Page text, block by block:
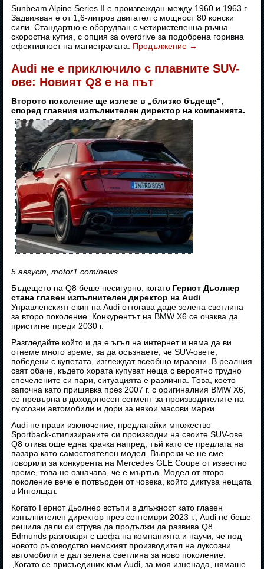
Sunbeam Alpine Series II е произвеждан между 1960 и 1963 г.
Задвижван е от 1,6-литров двигател с мощност 80 конски
сили. Стандартно е оборудван с четиристепенна ръчна
скоростна кутия, с опция за overdrive за подобрена горивна
ефективност на магистралата. Продължение →
Audi не е приключило с плавните SUV-
ове: Новият Q8 е на път
Второто поколение ще излезе в „близко бъдеще“,
според главния изпълнителен директор на компанията.
5 август, motor1.com/news
Бъдещето на Q8 беше несигурно, когато Гернот Дьолнер
стана главен изпълнителен директор на Audi.
Управленският екип на Audi оттогава даде зелена светлина
за второ поколение. Конкурентът на BMW X6 се очаква да
пристигне преди 2030 г.
Разгледайте който и да е ъгъл на интернет и няма да ви
отнеме много време, за да осъзнаете, че SUV-овете,
победени с купетата, изглеждат всеобщо мразени. В реалния
свят обаче, където хората купуват неща с вероятно трудно
спечелените си пари, ситуацията е различна. Това, което
започна като прищявка през 2007 г. с оригиналния BMW X6,
се превърна в доходоносен сегмент за производителите на
луксозни автомобили и дори за някои масови марки.
Audi не прави изключение, предлагайки множество
Sportback-стилизираните си производни на своите SUV-ове.
Q8 отива още една крачка напред, тъй като се предлага на
пазара като самостоятелен модел. Въпреки че не сме
говорили за конкурента на Mercedes GLE Coupe от известно
време, това не означава, че е мъртъв. Модел от второ
поколение вече е потвърден от човека, който диктува нещата
в Инголщат.
Когато Гернот Дьолнер встъпи в длъжност като главен
изпълнителен директор през септември 2023 г., Audi не беше
решила дали си струва да продължи да развива Q8.
Edmunds разговаря с шефа на компанията и научи, че под
новото ръководство немският производител на луксозни
автомобили е дал зелена светлина за ново поколение:
„Когато се присъединих към Audi, за моя изненада, нямаше